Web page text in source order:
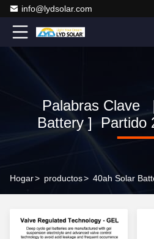
info@lydsolar.com
Palabras Clave
Battery ] Partido
Hogar> productos> 40ah Solar